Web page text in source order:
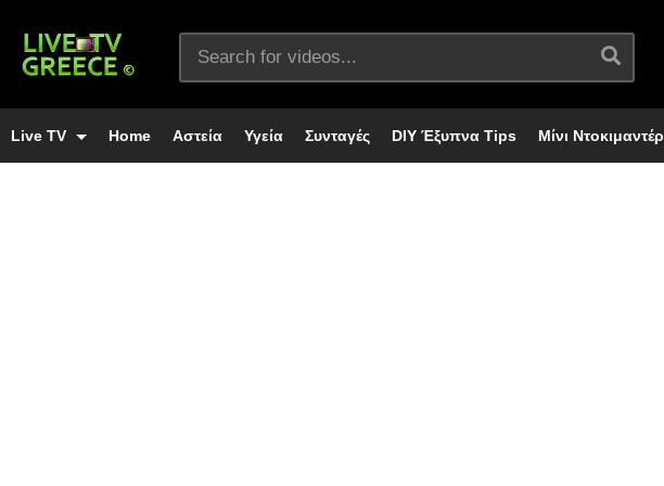
Live TV Home Αστεία Υγεία Συνταγές DIY Έξυπνα Tips Μίνι Ντοκιμαντέρ